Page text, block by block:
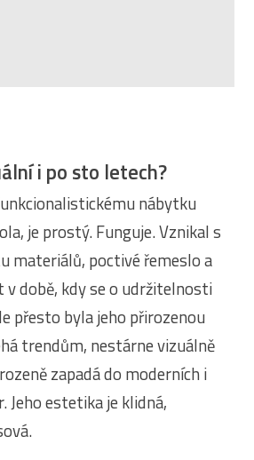
i po sto letech?
nábytku
je prostý. Funguje. Vznikal s
materiálů, poctivé řemeslo a
době, kdy se o udržitelnosti
přesto byla jeho přirozenou
trendům, nestárne vizuálně
zapadá do moderních i
Jeho estetika je klidná,